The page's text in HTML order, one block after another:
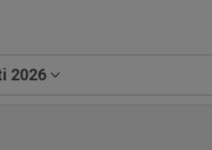
2026